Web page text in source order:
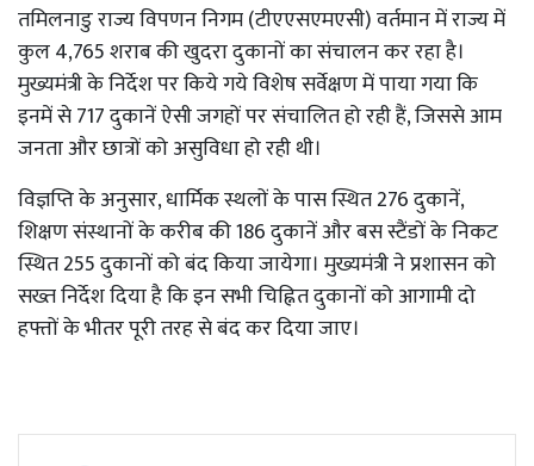
तमिलनाडु राज्य विपणन निगम (टीएएसएमएसी) वर्तमान में राज्य में
कुल 4,765 शराब की खुदरा दुकानों का संचालन कर रहा है।
मुख्यमंत्री के निर्देश पर किये गये विशेष सर्वेक्षण में पाया गया कि
इनमें से 717 दुकानें ऐसी जगहों पर संचालित हो रही हैं, जिससे आम
जनता और छात्रों को असुविधा हो रही थी।
विज्ञप्ति के अनुसार, धार्मिक स्थलों के पास स्थित 276 दुकानें,
शिक्षण संस्थानों के करीब की 186 दुकानें और बस स्टैंडों के निकट
स्थित 255 दुकानों को बंद किया जायेगा। मुख्यमंत्री ने प्रशासन को
सख्त निर्देश दिया है कि इन सभी चिह्नित दुकानों को आगामी दो
हफ्तों के भीतर पूरी तरह से बंद कर दिया जाए।